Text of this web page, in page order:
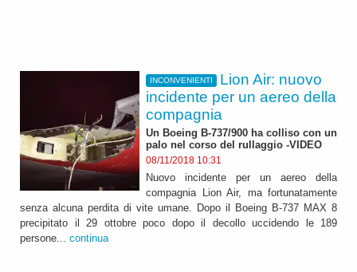
INCONVENIENTI
Lion Air: nuovo
incidente per un aereo della
compagnia
Un Boeing B-737/900 ha colliso con un
palo nel corso del rullaggio -VIDEO
08/11/2018 10:31
Nuovo incidente per un aereo della
compagnia Lion Air, ma fortunatamente
senza alcuna perdita di vite umane. Dopo il Boeing B-737 MAX 8
precipitato il 29 ottobre poco dopo il decollo uccidendo le 189
persone... continua